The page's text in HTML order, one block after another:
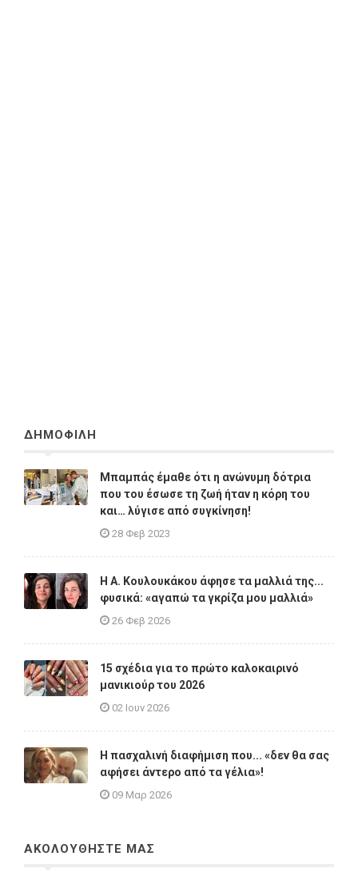
ΔΗΜΟΦΙΛΗ
Μπαμπάς έμαθε ότι η ανώνυμη δότρια
που του έσωσε τη ζωή ήταν η κόρη του
και… λύγισε από συγκίνηση!
28 Φεβ 2023
Η A. Κουλουκάκου άφησε τα μαλλιά της...
φυσικά: «αγαπώ τα γκρίζα μου μαλλιά»
26 Φεβ 2026
15 σχέδια για το πρώτο καλοκαιρινό
μανικιούρ του 2026
02 Ιουν 2026
Η πασχαλινή διαφήμιση που... «δεν θα σας
αφήσει άντερο από τα γέλια»!
09 Μαρ 2026
ΑΚΟΛΟΥΘΗΣΤΕ ΜΑΣ